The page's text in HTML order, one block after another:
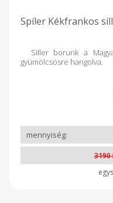
Spíler Kékfrankos
Siller borunk a
gyümölcsösre hangolva.
3190